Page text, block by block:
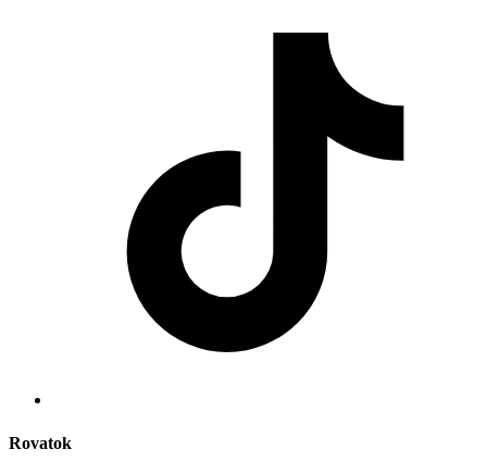
Rovatok